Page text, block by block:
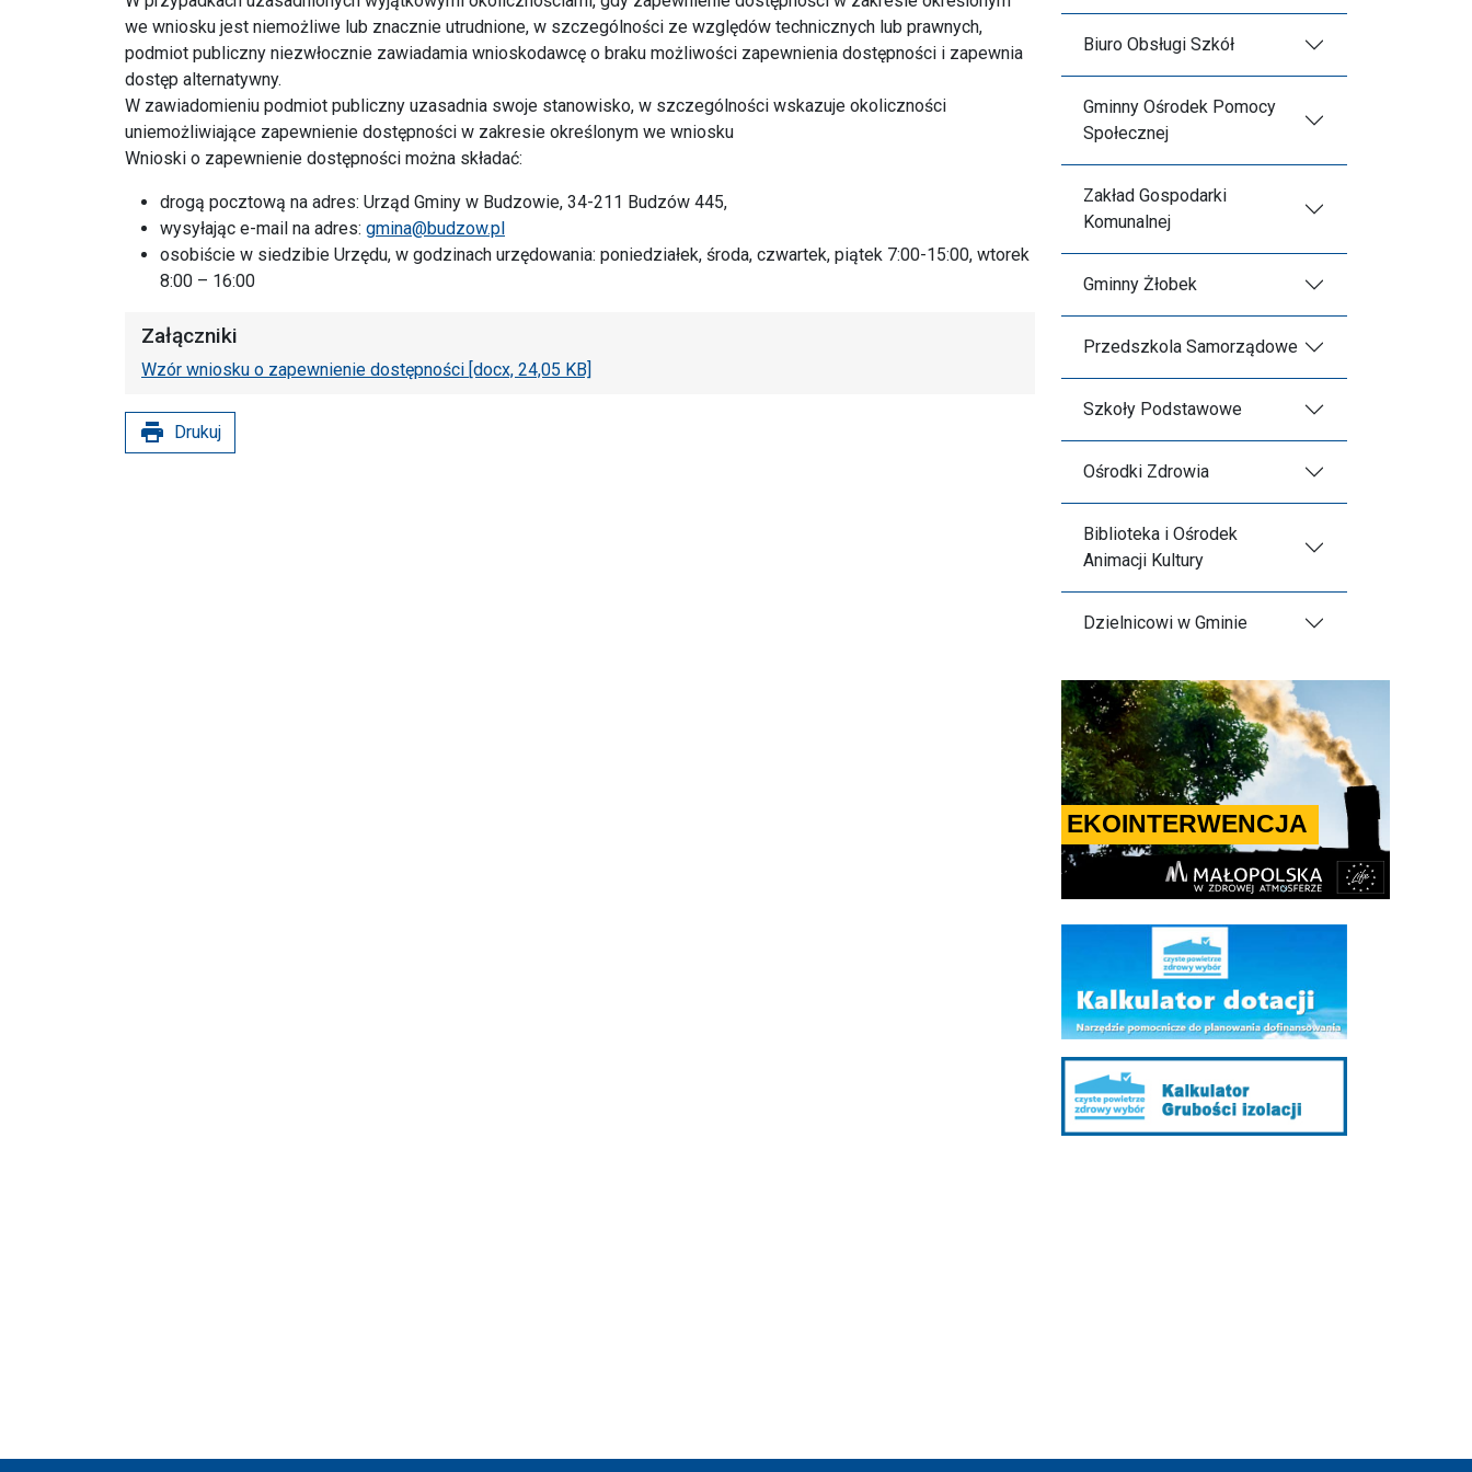
we wniosku jest niemożliwe lub znacznie utrudnione, w szczególności ze względów technicznych lub prawnych,
podmiot publiczny niezwłocznie zawiadamia wnioskodawcę o braku możliwości zapewnienia dostępności i zapewnia
dostęp alternatywny.
W zawiadomieniu podmiot publiczny uzasadnia swoje stanowisko, w szczególności wskazuje okoliczności
uniemożliwiające zapewnienie dostępności w zakresie określonym we wniosku
Wnioski o zapewnienie dostępności można składać:
drogą pocztową na adres: Urząd Gminy w Budzowie, 34-211 Budzów 445,
wysyłając e-mail na adres: gmina@budzow.pl
osobiście w siedzibie Urzędu, w godzinach urzędowania: poniedziałek, środa, czwartek, piątek 7:00-15:00, wtorek
8:00 – 16:00
Załączniki
Wzór wniosku o zapewnienie dostępności [docx, 24,05 KB]
print Drukuj
Biuro Obsługi Szkół
Gminny Ośrodek Pomocy
Społecznej
Zakład Gospodarki
Komunalnej
Gminny Żłobek
Przedszkola Samorządowe
Szkoły Podstawowe
Ośrodki Zdrowia
Biblioteka i Ośrodek
Animacji Kultury
Dzielnicowi w Gminie